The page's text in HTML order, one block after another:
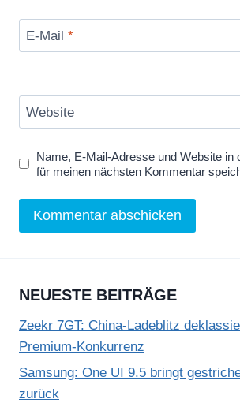
E-Mail *
Website
Name, E-Mail-Adresse und Website in
für meinen nächsten Kommentar
NEUESTE BEITRÄGE
Zeekr 7GT: China-Ladeblitz
Premium-Konkurrenz
Samsung: One UI 9.5 bringt
zurück